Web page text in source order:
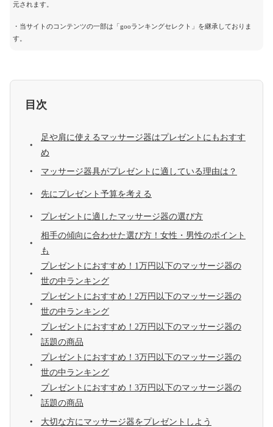
元されます。
・当サイトのコンテンツの一部は「gooランキングセレクト」を継承しておりま
す。
目次
足や肩に使えるマッサージ器はプレゼントにもおすす
め
マッサージ器具がプレゼントに適している理由は？
先にプレゼント予算を考える
プレゼントに適したマッサージ器の選び方
相手の傾向に合わせた選び方！女性・男性のポイント
も
プレゼントにおすすめ！1万円以下のマッサージ器の
世の中ランキング
プレゼントにおすすめ！2万円以下のマッサージ器の
世の中ランキング
プレゼントにおすすめ！2万円以下のマッサージ器の
話題の商品
プレゼントにおすすめ！3万円以下のマッサージ器の
世の中ランキング
プレゼントにおすすめ！3万円以下のマッサージ器の
話題の商品
大切な方にマッサージ器をプレゼントしよう